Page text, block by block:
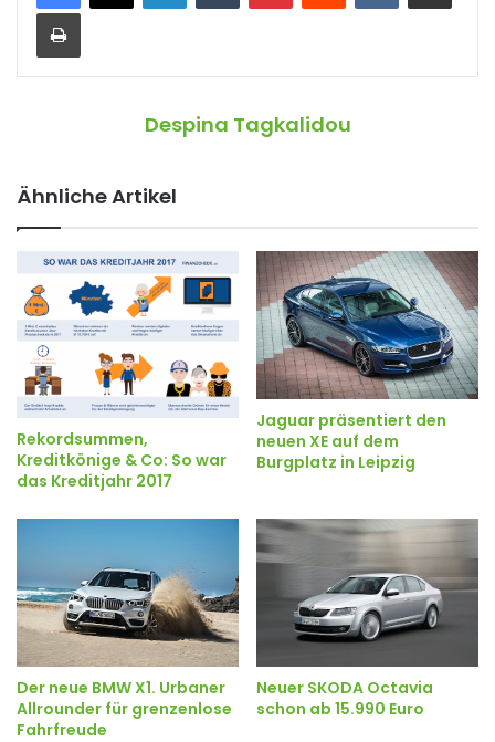
Despina Tagkalidou
Ähnliche Artikel
Rekordsummen,
Kreditkönige & Co: So war
das Kreditjahr 2017
Jaguar präsentiert den
neuen XE auf dem
Burgplatz in Leipzig
Der neue BMW X1. Urbaner
Allrounder für grenzenlose
Fahrfreude
Neuer SKODA Octavia
schon ab 15.990 Euro